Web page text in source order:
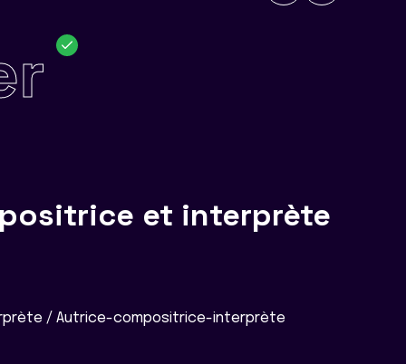
et interprète
/ Autrice-compositrice-interprète